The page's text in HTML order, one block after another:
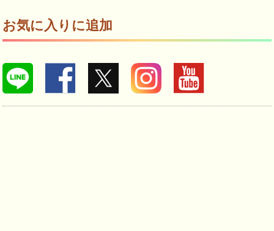
お気に入りに追加